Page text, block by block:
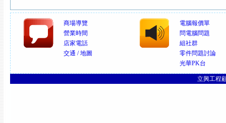
商場導覽
營業時間
店家電話
交通 / 地圖
電腦報價單
問電腦問題
組社群
零件問題討論
光華PK台
立興工程